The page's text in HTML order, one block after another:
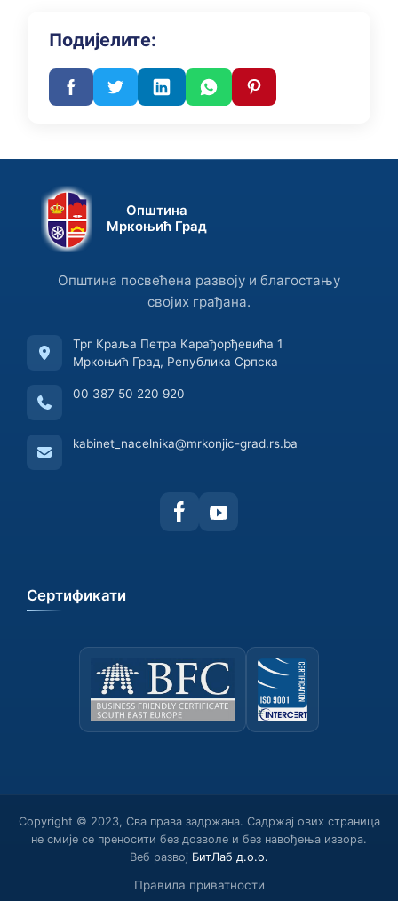
Подијелите:
Општина
Мркоњић Град
Општина посвећена развоју и благостању
својих грађана.
Трг Краља Петра Карађорђевића 1
Мркоњић Град, Република Српска
00 387 50 220 920
kabinet_nacelnika@mrkonjic-grad.rs.ba
Сертификати
Copyright © 2023, Сва права задржана. Садржај ових страница
не смије се преносити без дозволе и без навођења извора.
Веб развој БитЛаб д.о.о.
Правила приватности